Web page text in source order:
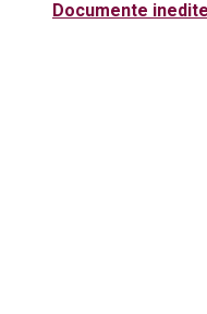
Documente